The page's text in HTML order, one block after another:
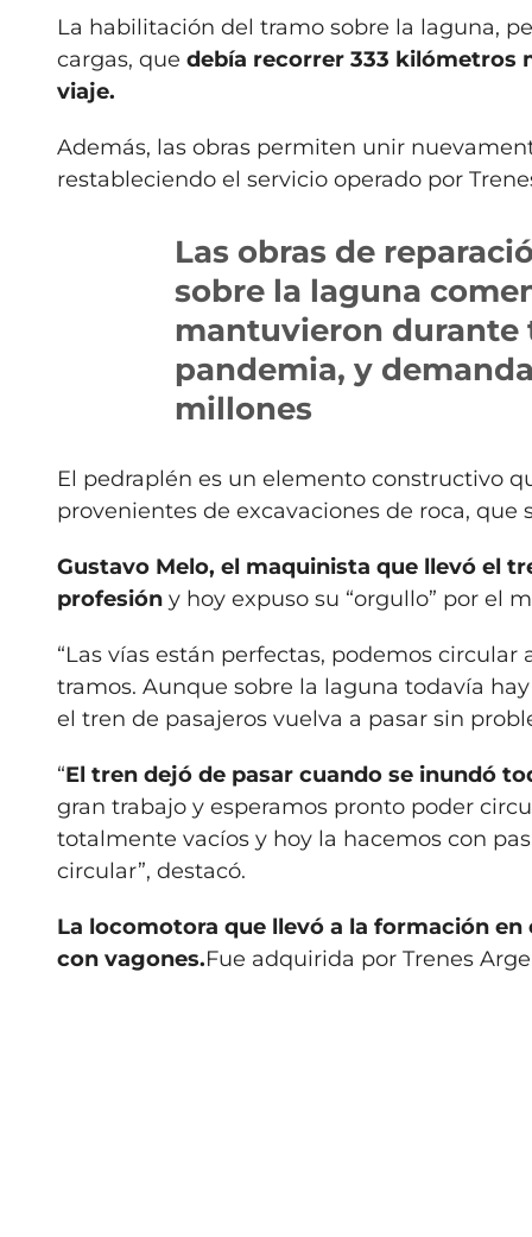
La habilitación del tramo sobre la laguna,
cargas, que debía recorrer 333 kilómetros
viaje.
Además, las obras permiten unir
restableciendo el servicio operado por
Las obras de
sobre la laguna
mantuvieron durante
pandemia, y
millones
El pedraplén es un elemento constructivo
provenientes de excavaciones de roca,
Gustavo Melo, el maquinista que llevó el
profesióny hoy expuso su “orgullo” por el
“Las vías están perfectas, podemos
tramos. Aunque sobre la laguna todavía
el tren de pasajeros vuelva a pasar sin
“El tren dejó de pasar cuando se inundó
gran trabajo y esperamos pronto poder
totalmente vacíos y hoy la hacemos con
circular”, destacó.
La locomotora que llevó a la formación
con vagones.Fue adquirida por Trenes